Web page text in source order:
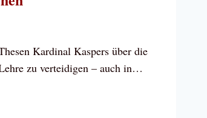
Kardinal Kaspers über die
zu verteidigen – auch in…